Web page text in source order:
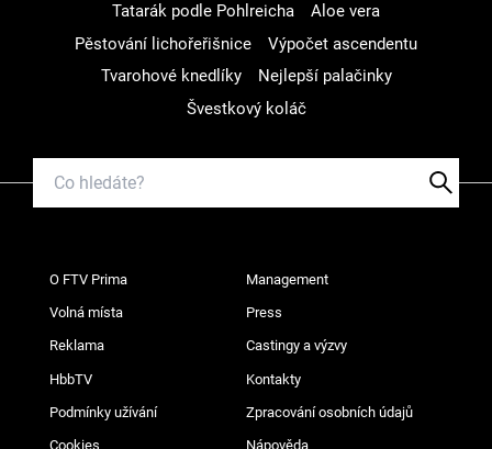
Tatarák podle Pohlreicha
Aloe vera
Pěstování lichořeřišnice
Výpočet ascendentu
Tvarohové knedlíky
Nejlepší palačinky
Švestkový koláč
O FTV Prima Management
Volná místa Press
Reklama Castingy a výzvy
HbbTV Kontakty
Podmínky užívání Zpracování osobních údajů
Cookies Nápověda